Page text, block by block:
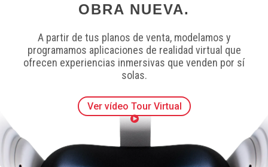
OBRA NUEVA.
A partir de tus planos de venta, modelamos y
programamos aplicaciones de realidad virtual que
ofrecen experiencias inmersivas que venden por sí
solas.
Ver vídeo Tour Virtual